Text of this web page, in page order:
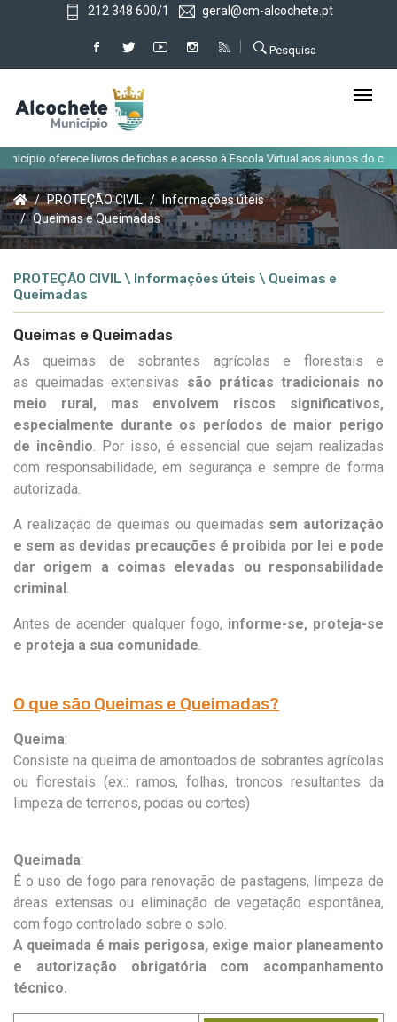
212 348 600/1 geral@cm-alcochete.pt
Pesquisa
oferece livros de fichas e acesso à Escola Virtual aos alunos do concelho
PROTEÇÃO CIVIL
Informações úteis
Queimas e Queimadas
PROTEÇÃO CIVIL \ Informações úteis \ Queimas e
Queimadas
Queimas e Queimadas
As queimas de sobrantes agrícolas e florestais e
as queimadas extensivas são práticas tradicionais no
meio rural, mas envolvem riscos significativos,
especialmente durante os períodos de maior perigo
de incêndio . Por isso, é essencial que sejam realizadas
com responsabilidade, em segurança e sempre de forma
autorizada.
A realização de queimas ou queimadas sem autorização
e sem as devidas precauções é proibida por lei e pode
dar origem a coimas elevadas ou responsabilidade
criminal
Antes de acender qualquer fogo, informe-se, proteja-se
e proteja a sua comunidade
O que são Queimas e Queimadas?
Queima:
Consiste na queima de amontoados de sobrantes agrícolas
ou florestais (ex.: ramos, folhas, troncos resultantes da
limpeza de terrenos, podas ou cortes)
Queimada:
É o uso de fogo para renovação de pastagens, limpeza de
áreas extensas ou eliminação de vegetação espontânea,
com fogo controlado sobre o solo.
​​A queimada é mais perigosa, exige maior planeamento
e autorização obrigatória com acompanhamento
técnico.